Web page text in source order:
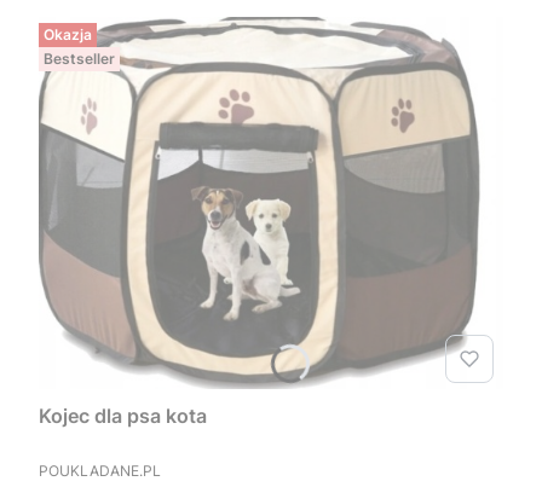
Okazja
Bestseller
Kojec dla psa kota
PRODUCENT
POUKLADANE.PL